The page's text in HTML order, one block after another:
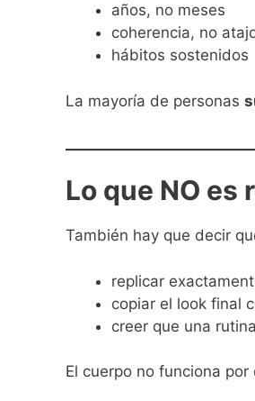
años, no meses
coherencia, no
hábitos sostenidos
La mayoría de personas
Lo que NO
También hay que decir
replicar
copiar el look final
creer que una
El cuerpo no funciona por